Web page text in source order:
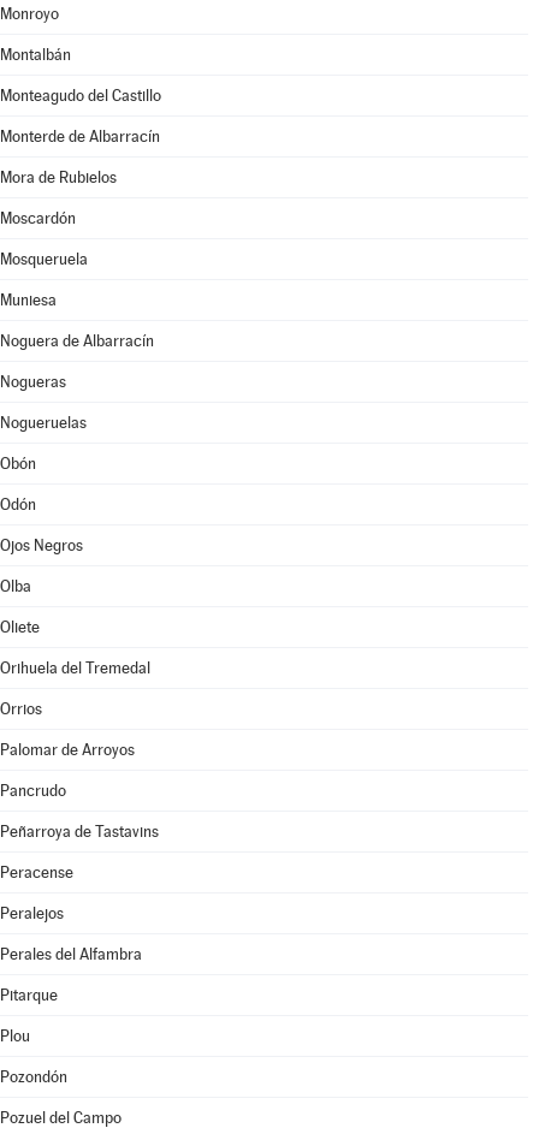
Monroyo
Montalbán
Monteagudo del Castillo
Monterde de Albarracín
Mora de Rubielos
Moscardón
Mosqueruela
Muniesa
Noguera de Albarracín
Nogueras
Nogueruelas
Obón
Odón
Ojos Negros
Olba
Oliete
Orihuela del Tremedal
Orrios
Palomar de Arroyos
Pancrudo
Peñarroya de Tastavins
Peracense
Peralejos
Perales del Alfambra
Pitarque
Plou
Pozondón
Pozuel del Campo